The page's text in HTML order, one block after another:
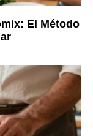
El Método